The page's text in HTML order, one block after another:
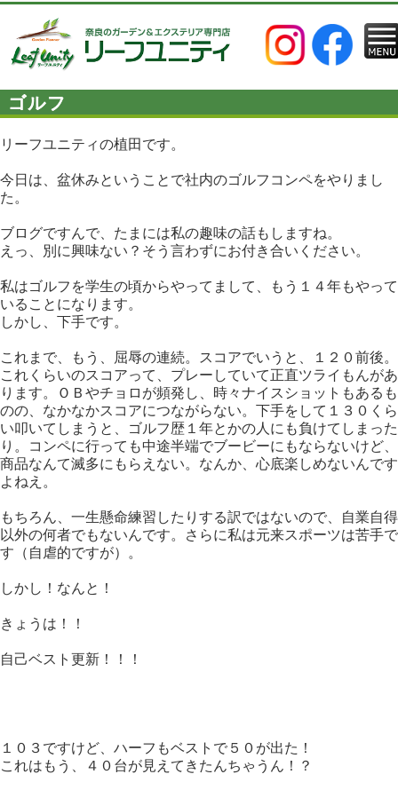
ゴルフ
リーフユニティの植田です。
今日は、盆休みということで社内のゴルフコンペをやりまし
た。
ブログですんで、たまには私の趣味の話もしますね。
えっ、別に興味ない？そう言わずにお付き合いください。
私はゴルフを学生の頃からやってまして、もう１４年もやって
いることになります。
しかし、下手です。
これまで、もう、屈辱の連続。スコアでいうと、１２０前後。
これくらいのスコアって、プレーしていて正直ツライもんがあ
ります。ＯＢやチョロが頻発し、時々ナイスショットもあるも
のの、なかなかスコアにつながらない。下手をして１３０くら
い叩いてしまうと、ゴルフ歴１年とかの人にも負けてしまった
り。コンペに行っても中途半端でブービーにもならないけど、
商品なんて滅多にもらえない。なんか、心底楽しめないんです
よねえ。
もちろん、一生懸命練習したりする訳ではないので、自業自得
以外の何者でもないんです。さらに私は元来スポーツは苦手で
す（自虐的ですが）。
しかし！なんと！
きょうは！！
自己ベスト更新！！！
１０３ですけど、ハーフもベストで５０が出た！
これはもう、４０台が見えてきたんちゃうん！？